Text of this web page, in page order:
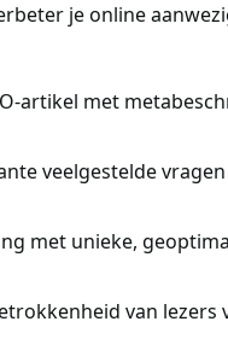
je online
artikel met
veelgestelde
met unieke,
van lezers